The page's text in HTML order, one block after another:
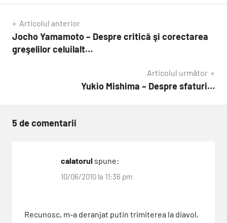
Navigare
în
Articolul anterior
Jocho Yamamoto – Despre critică şi corectarea
greşelilor celuilalt…
Articolul următor
Yukio Mishima – Despre sfaturi…
5 de comentarii
calatorul spune:
10/06/2010 la 11:36 pm
Recunosc, m-a deranjat putin trimiterea la diavol,